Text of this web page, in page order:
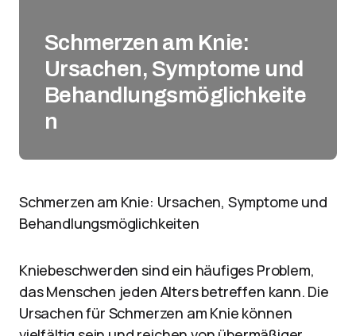
Schmerzen am Knie:
Ursachen, Symptome und
Behandlungsmöglichkeite
n
Schmerzen am Knie: Ursachen, Symptome und
Behandlungsmöglichkeiten
Kniebeschwerden sind ein häufiges Problem,
das Menschen jeden Alters betreffen kann. Die
Ursachen für Schmerzen am Knie können